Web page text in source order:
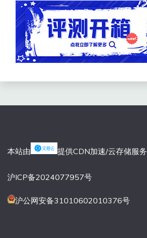
本站由 提供CDN加速/云存储服务
沪ICP备2024077957号
沪公网安备31010602010376号